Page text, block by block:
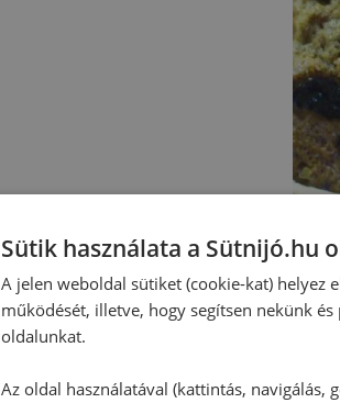
Sütik használata a Sütnijó.hu
A jelen weboldal sütiket (cookie-kat) helyez
működését, illetve, hogy segítsen nekünk
oldalunkat.
Az oldal használatával (kattintás, navigálás,